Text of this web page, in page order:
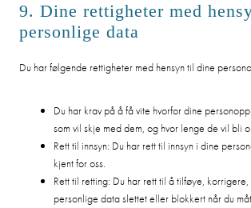
9. Dine rettigheter med
personlige data
Du har følgende rettigheter med hensyn til dine
Du har krav på å få vite hvorfor dine
som vil skje med dem, og hvor lenge de vil bli
Rett til innsyn: Du har rett til innsyn i dine
kjent for oss.
Rett til retting: Du har rett til å tilføye,
personlige data slettet eller blokkert når du